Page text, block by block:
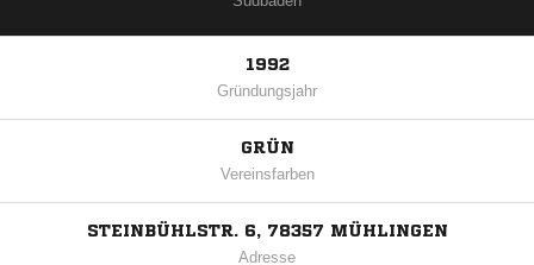
1992
Gründungsjahr
GRÜN
Vereinsfarben
STEINBÜHLSTR. 6, 78357 MÜHLINGEN
Adresse